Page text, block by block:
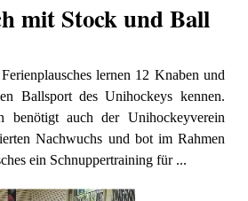
mit Stock und Ball
lernen 12 Knaben und
Ballsport des Unihockeys kennen.
benötigt auch der Unihockeyverein
Nachwuchs und bot im Rahmen
ein Schnuppertraining für ...